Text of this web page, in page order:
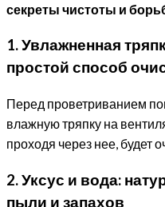
секреты чистоты и
1. Увлажненная
простой способ
Перед проветриванием
влажную тряпку на
проходя через нее, будет
2. Уксус и вода:
пыли и запахов